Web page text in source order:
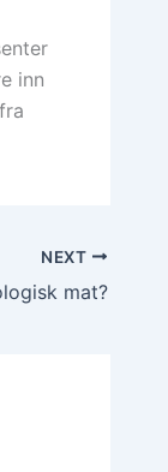
inn
NEXT
mat?